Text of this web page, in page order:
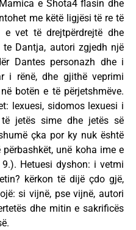
e Shota4 flasin dhe
me këtë ligjësi të re të
vet të drejtpërdrejtë dhe
Dantja, autori zgjedh një
Dantes personazh dhe i
i rënë, dhe gjithë veprimi
botën e të përjetshmëve.
lexuesi, sidomos lexuesi i
jetës sime dhe jetës së
çka por ky nuk është
unë koha ime e
Hetuesi dyshon: i vetmi
kërkon të dijë çdo gjë,
si vijnë, pse vijnë, autori
dhe mitin e sakrificës